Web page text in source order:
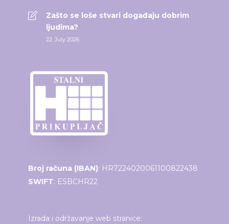
Zašto se loše stvari događaju dobrim
ljudima?
22. July 2026.
Broj računa (IBAN): HR7224020061100822438
SWIFT: ESBCHR22
Izrada i održavanje web stranice: